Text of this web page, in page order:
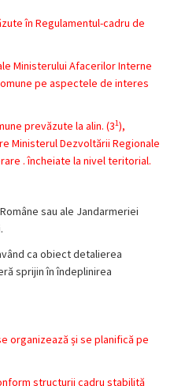
în Regulamentul-cadru de
Ministerului Afacerilor Interne
pe aspectele de interes
prevăzute la alin. (31),
Ministerul Dezvoltării Regionale
. încheiate la nivel teritorial.
sau ale Jandarmeriei
ca obiect detalierea
sprijin în îndeplinirea
organizează și se planifică pe
structurii cadru stabilită